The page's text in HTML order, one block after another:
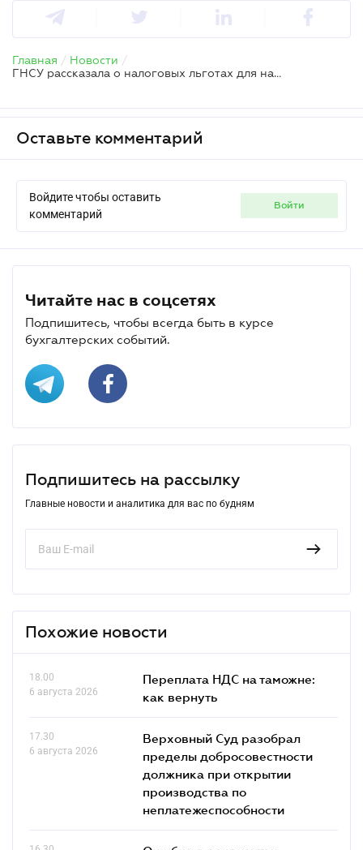
Главная / Новости /
ГНСУ рассказала о налоговых льготах для национальных фильмов
Оставьте комментарий
Войдите чтобы оставить
комментарий
войти
Читайте нас в соцсетях
Подпишитесь, чтобы всегда быть в курсе
бухгалтерских событий.
Подпишитесь на рассылку
Главные новости и аналитика для вас по будням
Похожие новости
18.00
6 августа 2026
Переплата НДС на таможне:
как вернуть
17.30
6 августа 2026
Верховный Суд разобрал
пределы добросовестности
должника при открытии
производства по
неплатежеспособности